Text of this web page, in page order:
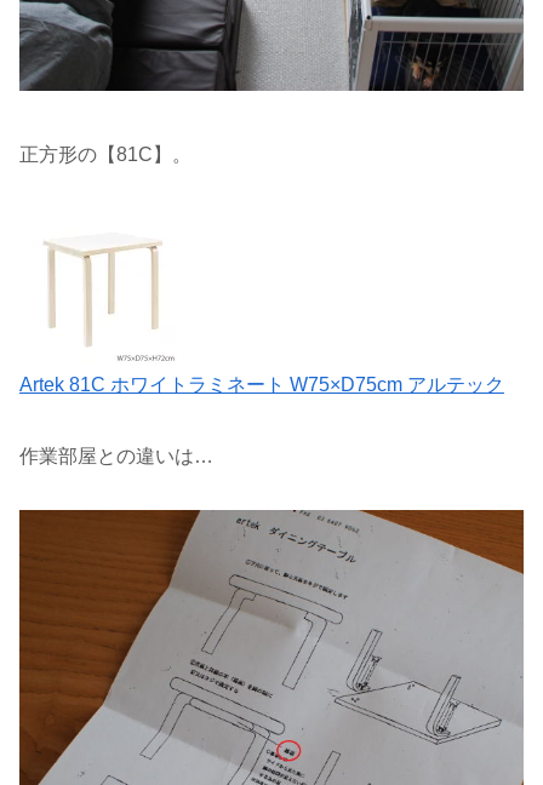
正方形の【81C】。
Artek 81C ホワイトラミネート W75×D75cm アルテック
作業部屋との違いは…